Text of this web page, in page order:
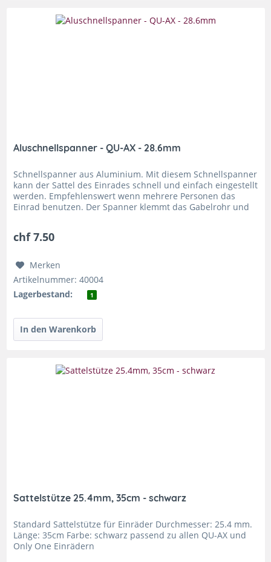
Aluschnellspanner - QU-AX - 28.6mm
Schnellspanner aus Aluminium. Mit diesem Schnellspanner
kann der Sattel des Einrades schnell und einfach eingestellt
werden. Empfehlenswert wenn mehrere Personen das
Einrad benutzen. Der Spanner klemmt das Gabelrohr und
chf 7.50
Merken
Artikelnummer: 40004
Lagerbestand:
1
Sattelstütze 25.4mm, 35cm - schwarz
Standard Sattelstütze für Einräder Durchmesser: 25.4 mm.
Länge: 35cm Farbe: schwarz passend zu allen QU-AX und
Only One Einrädern